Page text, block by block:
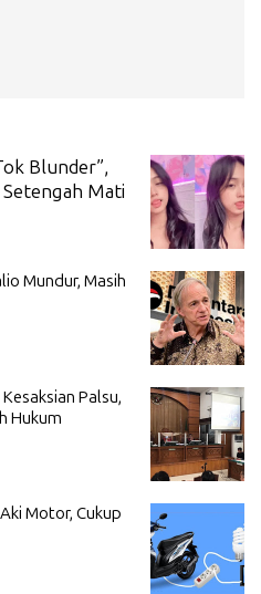
Blunder”,
Mati
Mundur, Masih
Palsu,
Hukum
Motor, Cukup